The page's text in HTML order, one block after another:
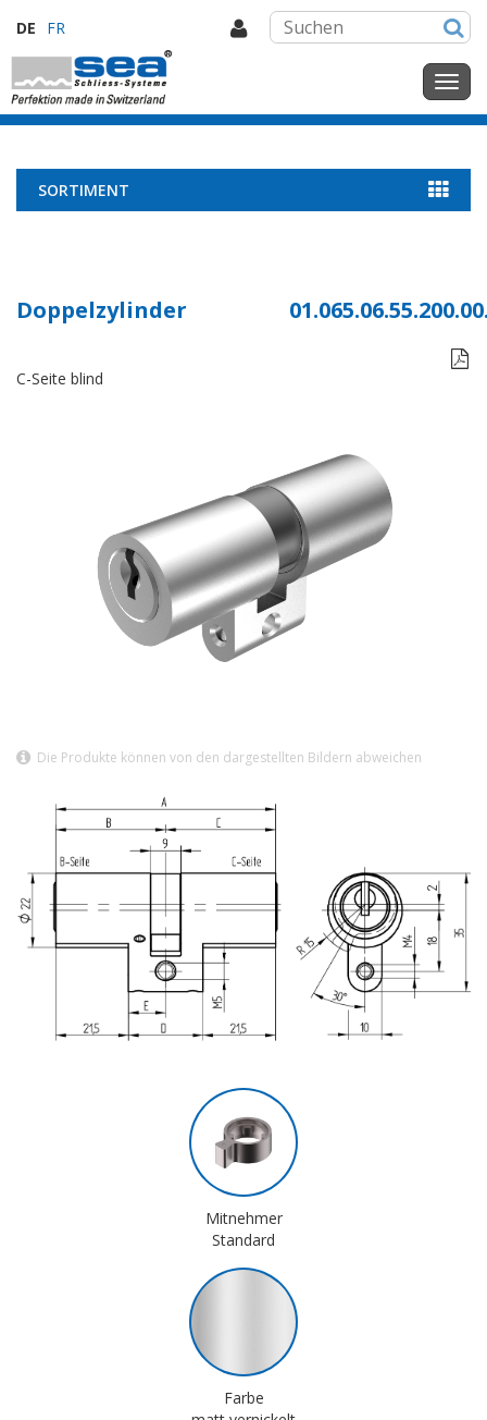
DE FR
SORTIMENT
Doppelzylinder

C-Seite blind
Die Produkte können von den dargestellten Bildern abweichen
Mitnehmer
Standard
Farbe